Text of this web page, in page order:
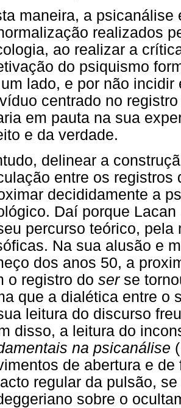
maneira, a
realizados
ao realizar a
do psiquismo
lado, e por não
centrado no
em pauta na sua
e da verdade.
delinear a
entre os registros
decididamente a
Daí porque
percurso teórico,
Na sua alusão e
dos anos 50, a
o registro do ser se
que a dialética entre o
leitura do discurso
disso, a leitura do
na psicanálise
de abertura e
regular da pulsão,
sobre o